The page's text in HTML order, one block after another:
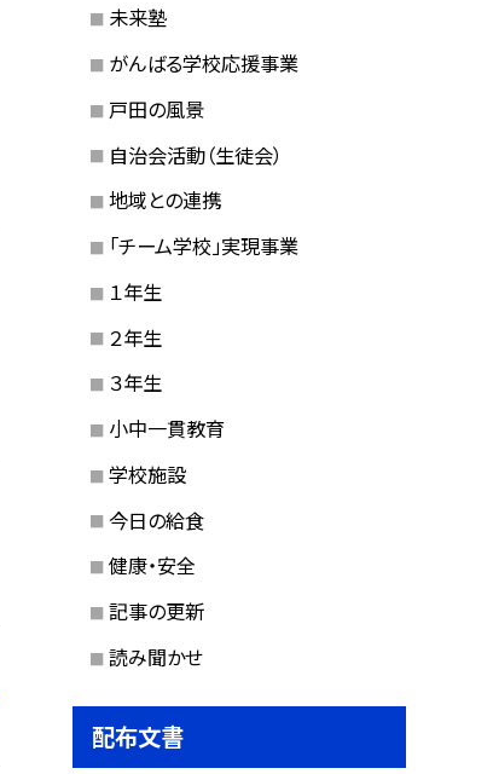
未来塾
がんばる学校応援事業
戸田の風景
自治会活動（生徒会）
地域との連携
「チーム学校」実現事業
１年生
２年生
３年生
小中一貫教育
学校施設
今日の給食
健康・安全
記事の更新
読み聞かせ
配布文書